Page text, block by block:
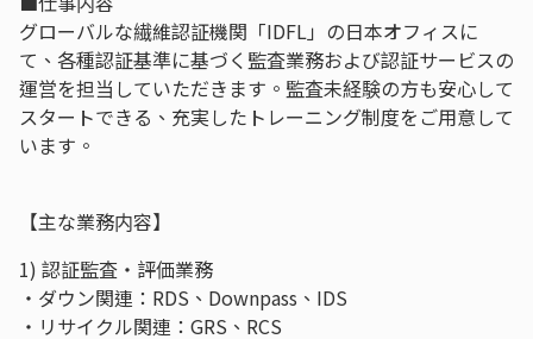
グローバルな繊維認証機関「IDFL」の日本オフィスに
て、各種認証基準に基づく監査業務および認証サービスの
運営を担当していただきます。監査未経験の方も安心して
スタートできる、充実したトレーニング制度をご用意して
います。
【主な業務内容】
1) 認証監査・評価業務
・ダウン関連：RDS、Downpass、IDS
・リサイクル関連：GRS、RCS